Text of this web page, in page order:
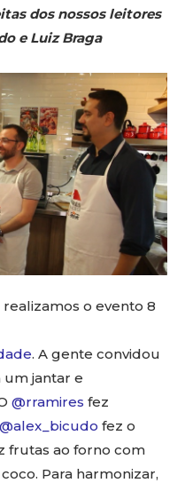
dos nossos leitores
e Luiz Braga
o evento 8
. A gente convidou
jantar e
@rramires fez
@alex_bicudo fez o
frutas ao forno com
Para harmonizar,